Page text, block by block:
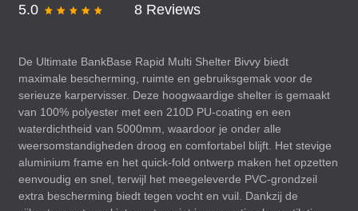
5.0 8 Reviews
De Ultimate BankBase Rapid Multi Shelter Bivvy biedt
maximale bescherming, ruimte en gebruiksgemak voor de
serieuze karpervisser. Deze hoogwaardige shelter is gemaakt
van 100% polyester met een 210D PU-coating en een
waterdichtheid van 5000mm, waardoor je onder alle
weersomstandigheden droog en comfortabel blijft. Het stevige
aluminium frame en het quick-fold ontwerp maken het opzetten
eenvoudig en snel, terwijl het meegeleverde PVC-grondzeil
extra bescherming biedt tegen vocht en vuil. Dankzij de